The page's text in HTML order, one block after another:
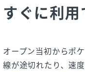
すぐに利
オープン当初からポ
線が途切れたり、速